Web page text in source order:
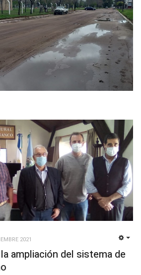
2021
ampliación del sistema de